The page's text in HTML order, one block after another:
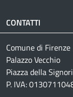
CONTATTI
Comune di Firenze
Palazzo Vecchio
Piazza della
P. IVA: